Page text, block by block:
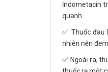
Indometacin
quanh.
✅ Thuốc đau
nhiên nên
✅ Ngoài ra,